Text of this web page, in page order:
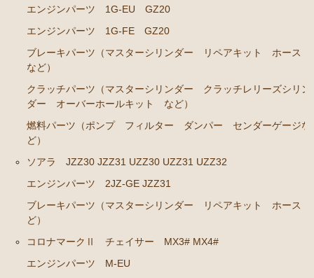
マークⅡ クレスタ チェイサー GX71 MX71
エンジンパーツ 1G-GTEU
月迄
月迄
エンジンパーツ 1G-EU
エンジンパーツ M-TEU
エンジンパーツ（ガスケット類）
エンジンパーツ（マウント 他）
ンカップリング ホース類 など）
エンジンパーツ 1G-EU GZ20
エンジンパーツ 1G-FE GZ20
ブレーキパーツ（マスターシリンダー リペアキット ホース
など）
クラッチパーツ（マスターシリンダー クラッチレリーズシリン
ダー オーバーホールキット など）
燃料パーツ（ポンプ フィルター ダンパー センダーゲージな
ど）
ソアラ JZZ30 JZZ31 UZZ30 UZZ31 UZZ32
エンジンパーツ 2JZ-GE JZZ31
ブレーキパーツ（マスターシリンダー リペアキット ホース
ど）
コロナマークⅡ チェイサー MX3# MX4#
エンジンパーツ M-EU